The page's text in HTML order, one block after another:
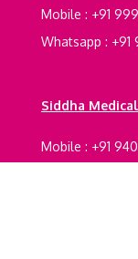
Mobile : +91
Whatsapp :
Siddha
Mobile : +91